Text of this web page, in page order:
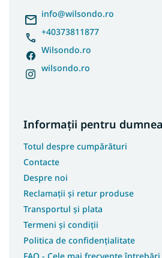
info@wilsondo.ro
+40373811877
Wilsondo.ro
wilsondo.ro
Informații pentru
Totul despre cumpărături
Contacte
Despre noi
Reclamații și retur produse
Transportul și plata
Termeni și condiții
Politica de confidențialitate